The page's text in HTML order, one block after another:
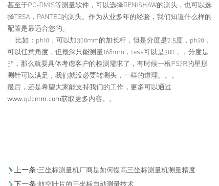
甚至于PC-DMIS等测量软件，可以选择RENISHAW的测头，也可以选
择TESA，PANTEC的测头。作为从业多年的经验，我们知道什么样的
配置是最适合您的。
比如：ph10，可以加300mm的加长杆，但是分度是7.5度，ph20，
可以任意角度，但最深只能测量168mm，tesa可以是300，，分度是
5°，那么就要具体考虑客户的检测需求了，有时候一根PS7R的星形
测针可以满足，我们就没必要转测头，一样的道理。。。
最后，还是希望大家能支持我们的工作，更多可以通过
www.qdcmm.com获取更多内容。。
上一条:三坐标测量机厂商是如何提高三坐标测量机测量精度
下一条:航空叶片的三坐标自动测量技术